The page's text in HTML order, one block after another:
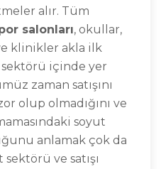
alır. Tüm
salonları, okullar,
klinikler akla ilk
içinde yer
zaman satışını
olup olmadığını ve
soyut
anlamak çok da
ve satışı